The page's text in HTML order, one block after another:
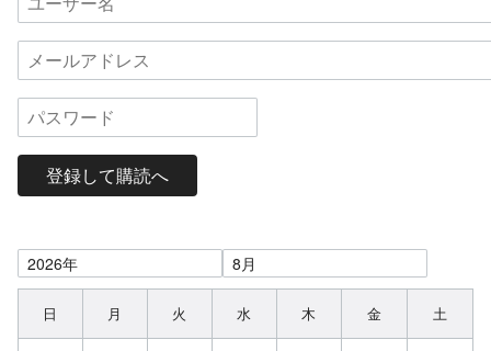
登録して購読へ
日 月 火 水 木 金 土